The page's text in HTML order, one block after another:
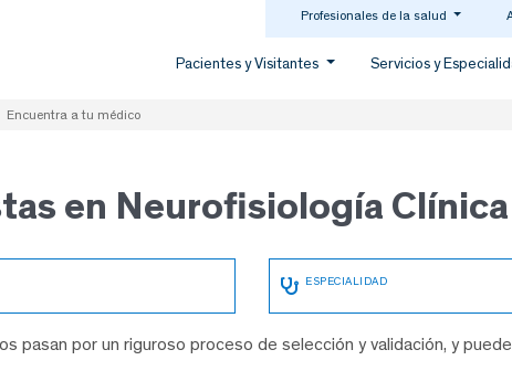
Profesionales de la salud
Pacientes y Visitantes Servicios y
Encuentra a tu médico
en Neurofisiología Clínica
pasan por un riguroso proceso de selección y validación, y